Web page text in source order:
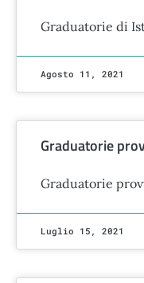
Graduatorie di
Agosto 11, 2021
Graduatorie
Graduatorie
Luglio 15, 2021